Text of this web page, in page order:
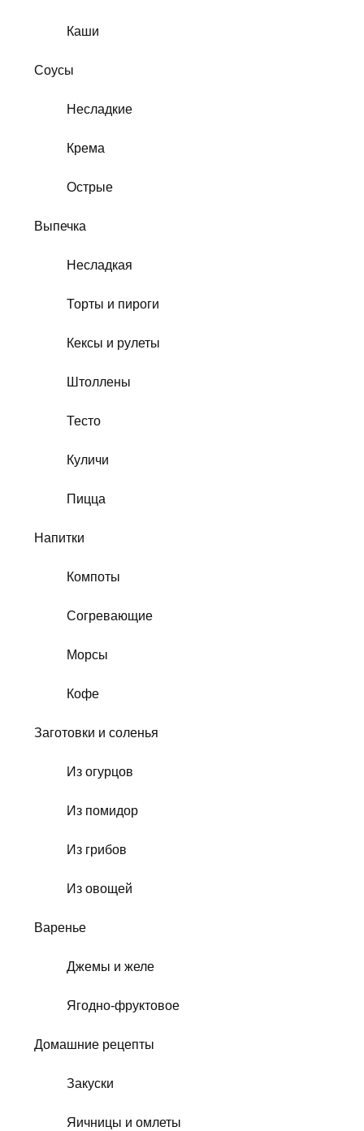
Каши
Соусы
Несладкие
Крема
Острые
Выпечка
Несладкая
Торты и пироги
Кексы и рулеты
Штоллены
Тесто
Куличи
Пицца
Напитки
Компоты
Согревающие
Морсы
Кофе
Заготовки и соленья
Из огурцов
Из помидор
Из грибов
Из овощей
Варенье
Джемы и желе
Ягодно-фруктовое
Домашние рецепты
Закуски
Яичницы и омлеты